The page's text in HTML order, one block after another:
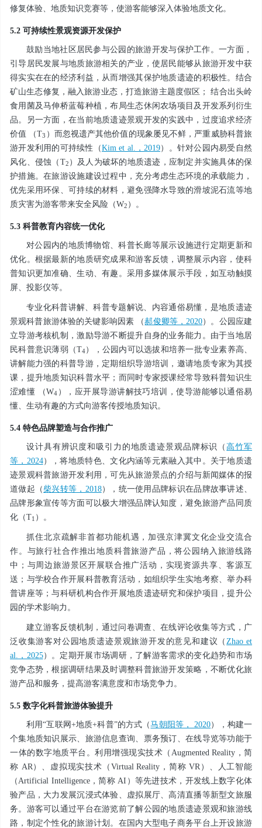
修复体验、地质知识竞赛等，使游客能够深入体验地质文化。
5.2 可持续性景观资源开发保护
鼓励当地社区居民参与公园的旅游开发与保护工作。一方面，
引导居民发展与地质旅游相关的产业，使居民能够从旅游开发中获
得实实在在的经济利益，从而增强其保护地质遗迹的积极性。结合
矿山生态修复，融入旅游业态，打造旅游主题度假区； 结合出头岭
食用菌及马伸桥蓝莓种植，布局生态休闲农场项目及开发系列衍生
品。另一方面，在当前地质遗迹景观开发的实践中，过度追求经济
价值 （T3 ）而忽视遗产其他价值的现象屡见不鲜，严重威胁科普旅
游开发利用的可持续性（Kim et al.，2019）。针对公园内易受自然
风化、侵蚀（T2 ）及人为破坏的地质遗迹，应制定并实施具体的保
护措施。在旅游设施建设过程中，充分考虑生态环境的承载能力，
优先采用环保、可持续的材料，避免强降水导致的滑坡泥石流等地
质灾害为游客带来安全风险（W2 ）。
5.3 科普教育内容统一优化
对公园内的地质博物馆、科普长廊等展示设施进行定期更新和
优化。根据最新的地质研究成果和游客反馈，调整展示内容，使科
普知识更加准确、生动、有趣。采用多媒体展示手段，如互动触摸
屏、投影仪等。
专业化科普讲解、科普专题解说、内容通俗易懂，是地质遗迹
景观科普旅游体验的关键影响因素 （郝俊卿等，2020）。公园应建
立导游考核机制，激励导游不断提升自身的业务能力。由于当地居
民科普意识薄弱（T4），公园内可以选拔和培养一批专业素养高、
讲解能力强的科普导游，定期组织导游培训，邀请地质专家为其授
课，提升地质知识科普水平；而同时专家授课经常导致科普知识生
涩难懂 （W4 ），应开展导游讲解技巧培训，使导游能够以通俗易
懂、生动有趣的方式向游客传授地质知识。
5.4 特色品牌塑造与合作推广
设计具有辨识度和吸引力的地质遗迹景观品牌标识（高竹军
等，2024），将地质特色、文化内涵等元素融入其中。关于地质遗
迹景观科普旅游开发利用，可先从旅游景点的介绍与新闻媒体的报
道做起（柴兴转等，2018），统一使用品牌标识在品牌故事讲述、
品牌形象宣传等方面可以极大增强品牌认知度，避免旅游产品同质
化（T1 ）。
抓住北京疏解非首都功能机遇，加强京津冀文化企业交流合
作。与旅行社合作推出地质科普旅游产品，将公园纳入旅游线路
中；与周边旅游景区开展联合推广活动，实现资源共享、客源互
送；与学校合作开展科普教育活动，如组织学生实地考察、举办科
普讲座等；与科研机构合作开展地质遗迹研究和保护项目，提升公
园的学术影响力。
建立游客反馈机制，通过问卷调查、在线评论收集等方式，广
泛收集游客对公园地质遗迹景观旅游开发的意见和建议（ Zhao et
al.，2025）。定期开展市场调研，了解游客需求的变化趋势和市场
竞争态势，根据调研结果及时调整科普旅游开发策略，不断优化旅
游产品和服务，提高游客满意度和市场竞争力。
5.5 数字化科普旅游体验提升
利用“互联网+地质+科普”的方式（马朝阳等， 2020），构建一
个集地质知识展示、旅游信息查询、票务预订、在线导览等功能于
一体的数字地质平台。利用增强现实技术（Augmented Reality，简
称 AR）、虚拟现实技术（Virtual Reality，简称 VR）、人工智能
（Artificial Intelligence，简称 AI）等先进技术，开发线上数字化体
验产品，大力发展沉浸式体验、虚拟展厅、高清直播等新型文旅服
务。游客可以通过平台在游览前了解公园的地质遗迹景观和旅游线
路，制定个性化的旅游计划。在国内大型电子商务平台上开设旅游